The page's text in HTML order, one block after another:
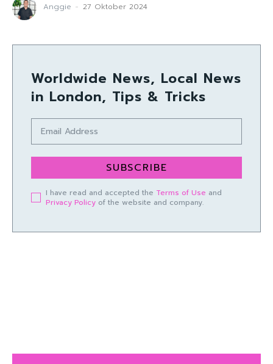
Anggie - 27 Oktober 2024
Worldwide News, Local News
in London, Tips & Tricks
SUBSCRIBE
I have read and accepted the Terms of Use and
Privacy Policy of the website and company.